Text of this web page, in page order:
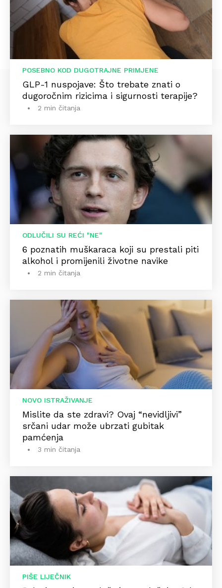
POSEBNO KOD DUGOTRAJNE PRIMJENE
GLP-1 nuspojave: Što trebate znati o
dugoročnim rizicima i sigurnosti terapije?
2 min čitanja
ODLUČILI SU REĆI "NE"
6 poznatih muškaraca koji su prestali piti
alkohol i promijenili životne navike
2 min čitanja
NOVO ISTRAŽIVANJE
Mislite da ste zdravi? Ovaj “nevidljivi”
srčani udar može ubrzati gubitak
pamćenja
3 min čitanja
PIŠE LIJEČNIK